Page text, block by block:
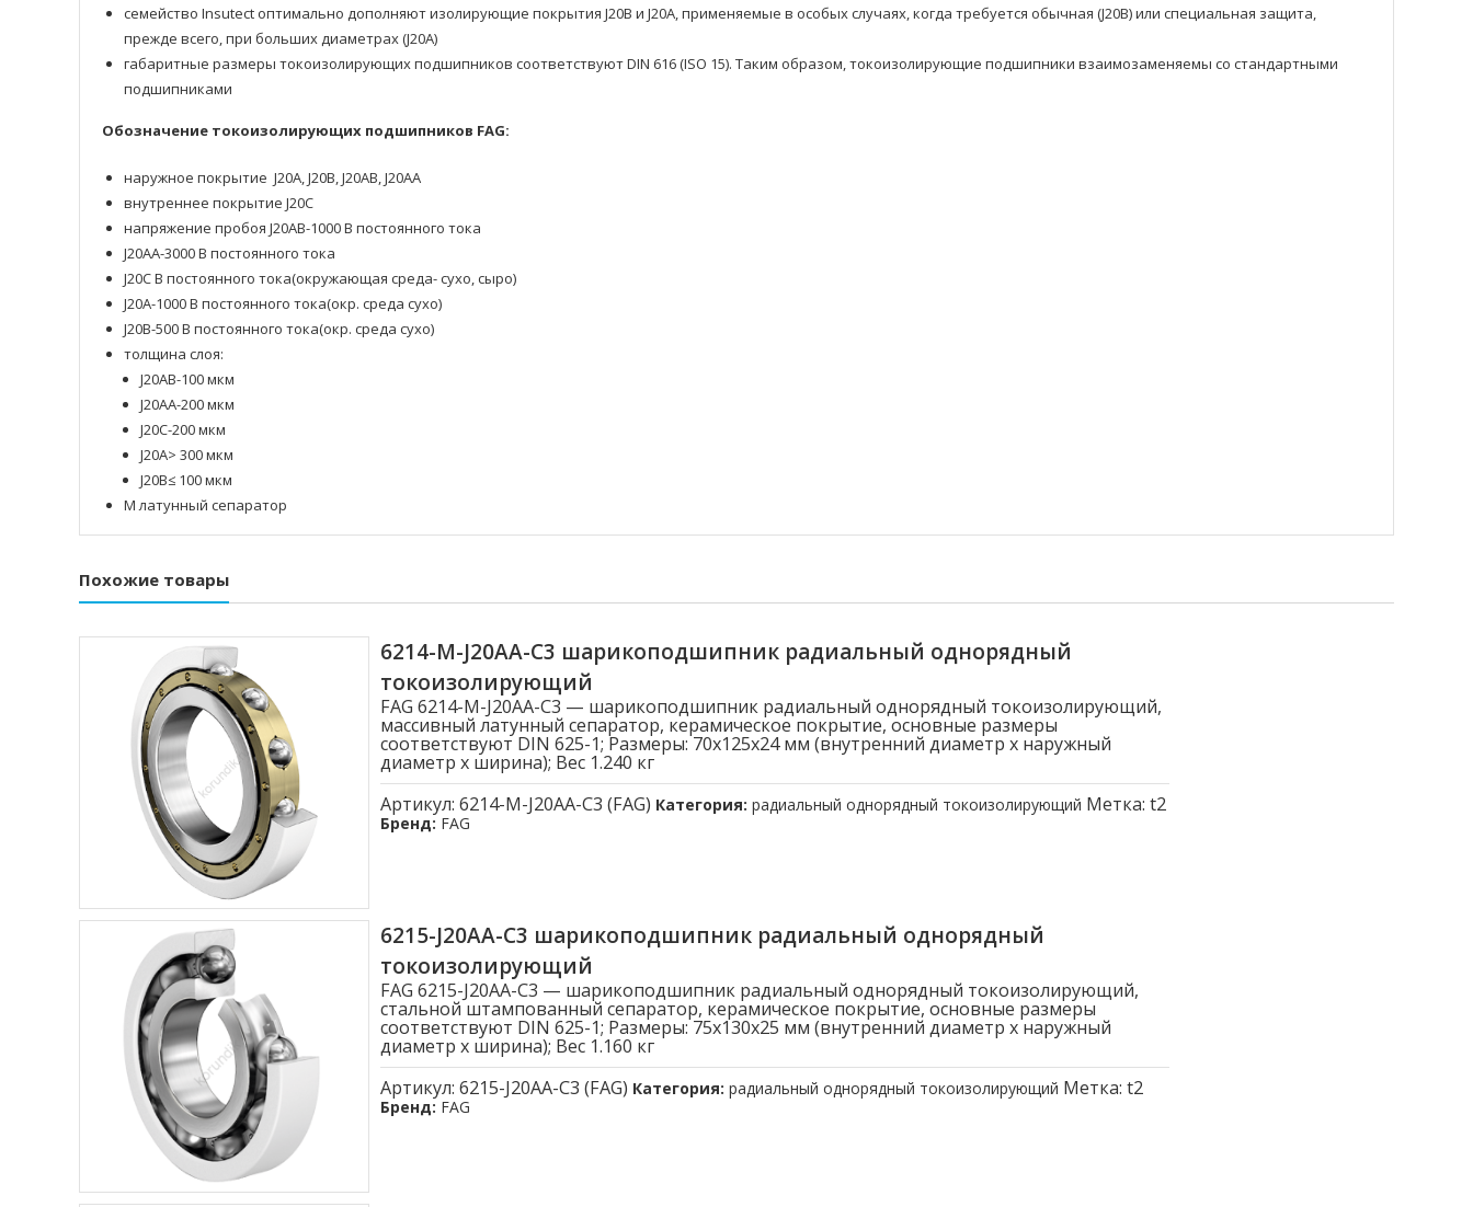
семейство Insutect оптимально дополняют изолирующие покрытия J20B и J20A, применяемые в особых случаях, когда требуется обычная (J20B) или специальная защита,
прежде всего, при больших диаметрах (J20A)
габаритные размеры токоизолирующих подшипников соответствуют DIN 616 (ISO 15). Таким образом, токоизолирующие подшипники взаимозаменяемы со стандартными
подшипниками
Обозначение токоизолирующих подшипников FAG:
наружное покрытие J20A, J20B, J20AB, J20AA
внутреннее покрытие J20C
напряжение пробоя J20AB-1000 В постоянного тока
J20AA-3000 В постоянного тока
J20C В постоянного тока(окружающая среда- сухо, сыро)
J20A-1000 В постоянного тока(окр. среда сухо)
J20B-500 В постоянного тока(окр. среда сухо)
толщина слоя:
J20AB-100 мкм
J20AA-200 мкм
J20C-200 мкм
J20A> 300 мкм
J20B≤ 100 мкм
M латунный сепаратор
Похожие товары
6214-M-J20AA-C3 шарикоподшипник радиальный однорядный
токоизолирующий
FAG 6214-M-J20AA-C3 — шарикоподшипник радиальный однорядный токоизолирующий,
массивный латунный сепаратор, керамическое покрытие, основные размеры
соответствуют DIN 625-1; Размеры: 70x125x24 мм (внутренний диаметр x наружный
диаметр x ширина); Вес 1.240 кг
Артикул: 6214-M-J20AA-C3 (FAG) Категория: радиальный однорядный токоизолирующий Метка: t2
Бренд: FAG
6215-J20AA-C3 шарикоподшипник радиальный однорядный
токоизолирующий
FAG 6215-J20AA-C3 — шарикоподшипник радиальный однорядный токоизолирующий,
стальной штампованный сепаратор, керамическое покрытие, основные размеры
соответствуют DIN 625-1; Размеры: 75x130x25 мм (внутренний диаметр x наружный
диаметр x ширина); Вес 1.160 кг
Артикул: 6215-J20AA-C3 (FAG) Категория: радиальный однорядный токоизолирующий Метка: t2
Бренд: FAG